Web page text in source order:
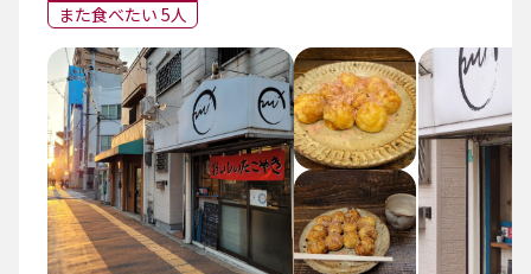
また食べたい 5人